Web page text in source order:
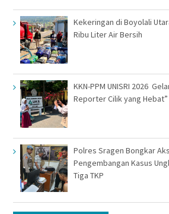
Kekeringan di Boyolali
Ribu Liter Air Bersih
KKN-PPM UNISRI 2026
Reporter Cilik yang
Polres Sragen Bongkar
Pengembangan Kasus
Tiga TKP